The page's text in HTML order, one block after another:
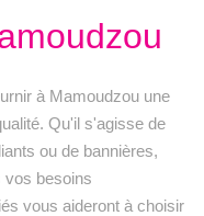
à Mamoudzou une
Qu'il s'agisse de
ou de bannières,
vos besoins
vous aideront à choisir